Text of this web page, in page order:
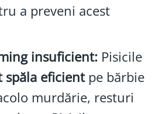
a preveni acest
insuficient: Pisicile
spăla eficientpe bărbie
murdărie, resturi